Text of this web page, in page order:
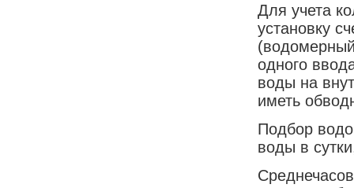
Для учета
установку
одного
воды на
иметь
Подбор
воды в